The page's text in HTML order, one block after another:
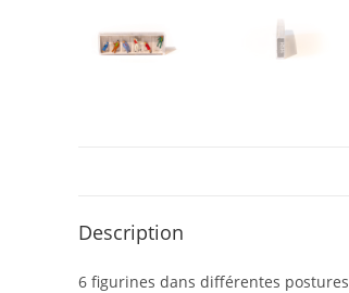
Description
6 figurines dans différentes postures